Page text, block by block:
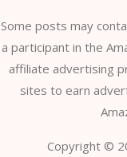
Some posts may
a participant in the
affiliate advertising
sites to earn
Copyright ©